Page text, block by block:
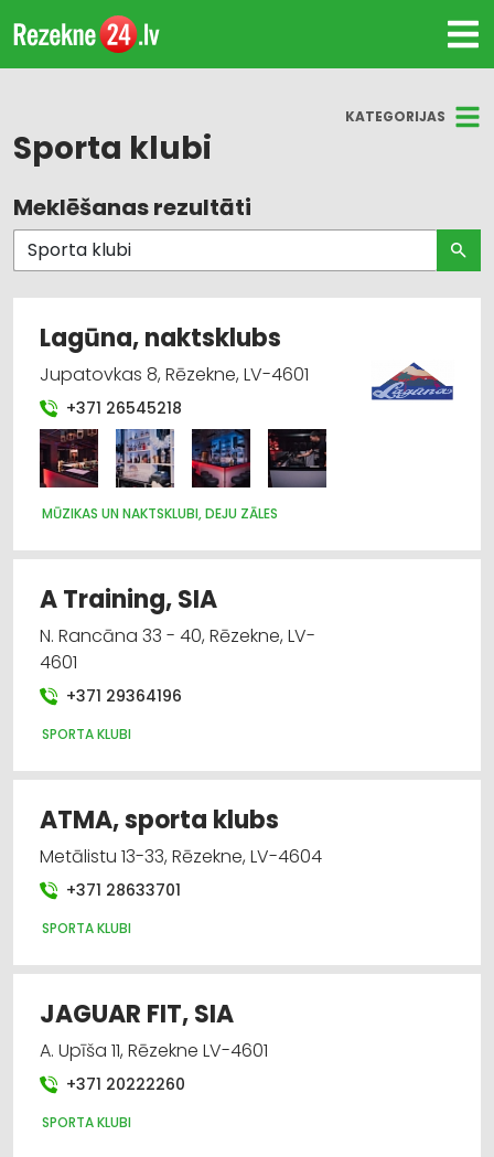
KATEGORIJAS
Sporta klubi
Visas nozares
Sporta klubi
Sporta celtnes un bāzes
Jahtklubi un laivu novietnes
Medicīnas ārstu komisijas
Medicīniskā palīdzība: ambulatorā
Mūzikas un naktsklubi, deju zāles
Skaistumkopšana
Sporta un tūrisma preču noma
Meklēšanas rezultāti
Lagūna, naktsklubs
Jupatovkas 8, Rēzekne, LV-4601
+371 26545218
MŪZIKAS UN NAKTSKLUBI, DEJU ZĀLES
A Training, SIA
N. Rancāna 33 - 40, Rēzekne, LV-
4601
+371 29364196
SPORTA KLUBI
ATMA, sporta klubs
Metālistu 13-33, Rēzekne, LV-4604
+371 28633701
SPORTA KLUBI
JAGUAR FIT, SIA
A. Upīša 11, Rēzekne LV-4601
+371 20222260
SPORTA KLUBI